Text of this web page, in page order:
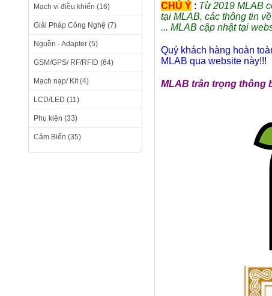
Mạch vi điều khiển (16)
Giải Pháp Công Nghệ (7)
Nguồn - Adapter (5)
GSM/GPS/ RF/RFID (64)
Mạch nạp/ Kit (4)
LCD/LED (11)
Phụ kiện (33)
Cảm Biến (35)
CHÚ Ý : Từ 2019 MLAB
tại MLAB, các thông tin
... MLAB cập nhật tại
Quý khách hàng hoàn
MLAB qua website này!!!
MLAB trân trọng thông